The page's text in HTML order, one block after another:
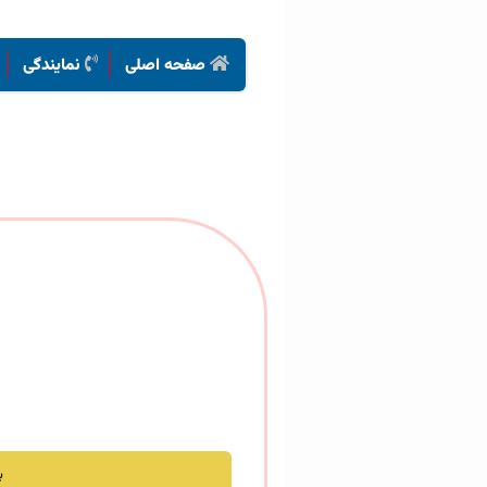
صفحه اصلی نمایندگی